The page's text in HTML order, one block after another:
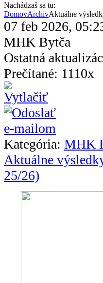
Nachádzaš sa tu:
DomovArchívAktuálne
07 feb 2026,
MHK Bytča
Ostatná
Prečítané: 1110x
Kategória: MHK
Aktuálne
25/26)